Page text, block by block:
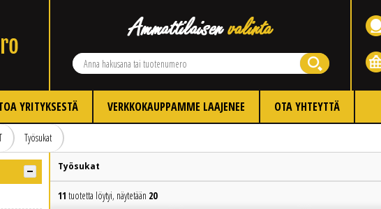
YRITYKSESTÄ VERKKOKAUPPAMME LAAJENEE OTA YHTEYTTÄ
Työsukat
Työsukat
11 tuotetta löytyi, näytetään 20Edellinen